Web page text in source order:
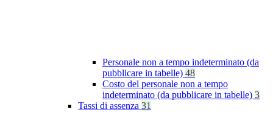
Personale non a tempo indeterminato (da
pubblicare in tabelle) 48
Costo del personale non a tempo
indeterminato (da pubblicare in tabelle) 3
Tassi di assenza 31